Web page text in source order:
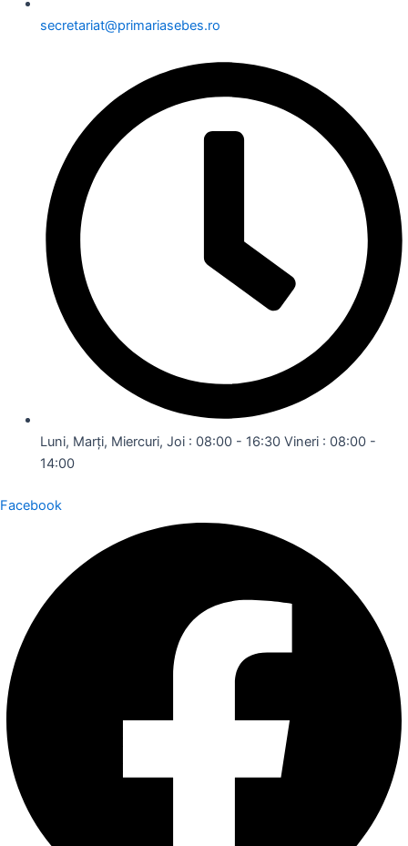
secretariat@primariasebes.ro
Luni, Marți, Miercuri, Joi : 08:00 - 16:30 Vineri : 08:00 -
14:00
Facebook